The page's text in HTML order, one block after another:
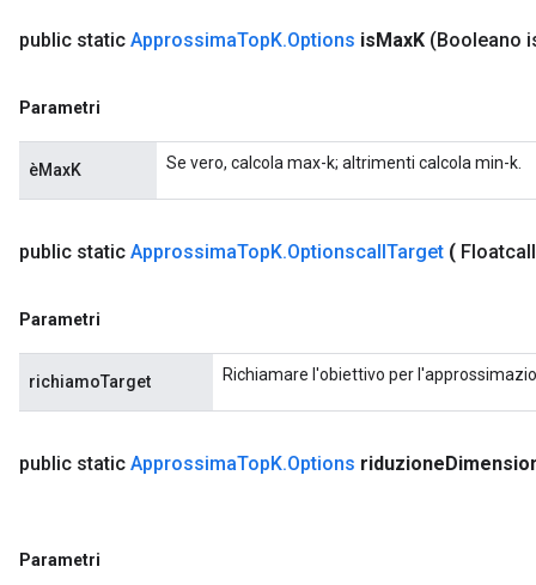
public static ApprossimaTopK.Options isMaxK (Booleano
Parametri
èMaxK Se vero, calcola max-k; altrimenti calcola min-k.
public static ApprossimaTopK.OptionscallTarget ( Floatcall
Parametri
richiamoTarget Richiamare l'obiettivo per
public static ApprossimaTopK.Options riduzione
Parametri